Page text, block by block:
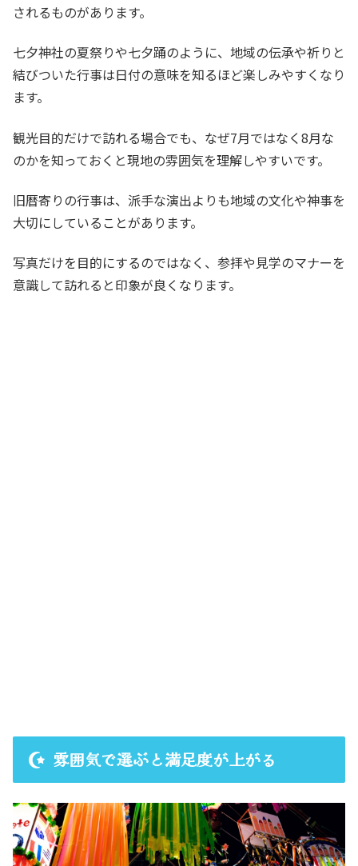
されるものがあります。
七夕神社の夏祭りや七夕踊のように、地域の伝承や祈りと
結びついた行事は日付の意味を知るほど楽しみやすくなり
ます。
観光目的だけで訪れる場合でも、なぜ7月ではなく8月な
のかを知っておくと現地の雰囲気を理解しやすいです。
旧暦寄りの行事は、派手な演出よりも地域の文化や神事を
大切にしていることがあります。
写真だけを目的にするのではなく、参拝や見学のマナーを
意識して訪れると印象が良くなります。
雰囲気で選ぶと満足度が上がる